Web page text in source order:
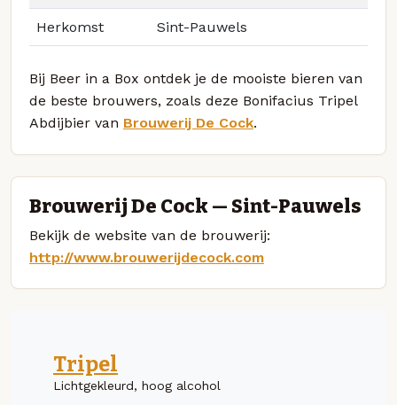
Herkomst Sint-Pauwels
Bij Beer in a Box ontdek je de mooiste bieren van
de beste brouwers, zoals deze Bonifacius Tripel
Abdijbier van Brouwerij De Cock.
Brouwerij De Cock — Sint-Pauwels
Bekijk de website van de brouwerij:
http://www.brouwerijdecock.com
Tripel
Lichtgekleurd, hoog alcohol